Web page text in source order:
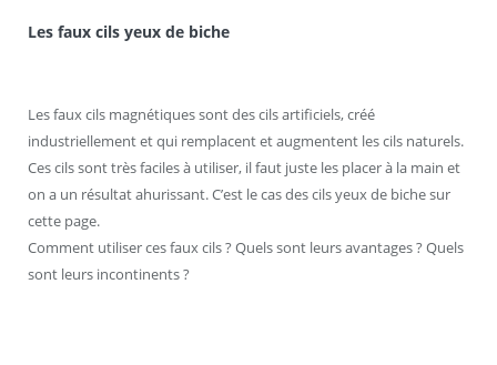
Les faux cils yeux de biche
Les faux cils magnétiques sont des cils artificiels, créé
industriellement et qui remplacent et augmentent les cils naturels.
Ces cils sont très faciles à utiliser, il faut juste les placer à la main et
on a un résultat ahurissant. C’est le cas des cils yeux de biche sur
cette page.
Comment utiliser ces faux cils ? Quels sont leurs avantages ? Quels
sont leurs incontinents ?